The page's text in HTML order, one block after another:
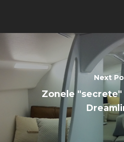
Next
Zonele